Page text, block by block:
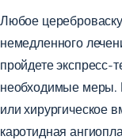
Любое
немедленного
пройдете экспресс-
необходимые меры.
или хирургическое
каротидная